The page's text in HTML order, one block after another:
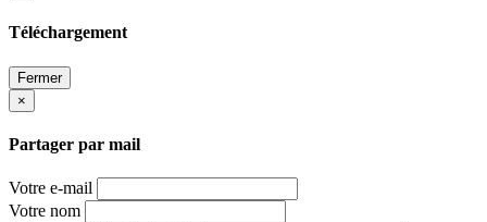
Téléchargement
Fermer
×
Partager par mail
Votre e-mail
Votre nom